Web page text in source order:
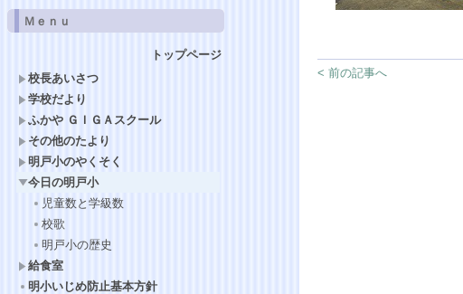
Ｍｅｎｕ
トップページ
校長あいさつ
学校だより
ふかや ＧＩＧＡスクール
その他のたより
明戸小のやくそく
今日の明戸小
児童数と学級数
校歌
明戸小の歴史
給食室
明小いじめ防止基本方針
< 前の記事へ